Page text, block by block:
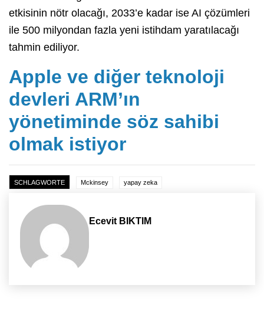
etkisinin nötr olacağı, 2033’e kadar ise AI çözümleri
ile 500 milyondan fazla yeni istihdam yaratılacağı
tahmin ediliyor.
Apple ve diğer teknoloji
devleri ARM’ın
yönetiminde söz sahibi
olmak istiyor
SCHLAGWORTE Mckinsey yapay zeka
Ecevit BIKTIM